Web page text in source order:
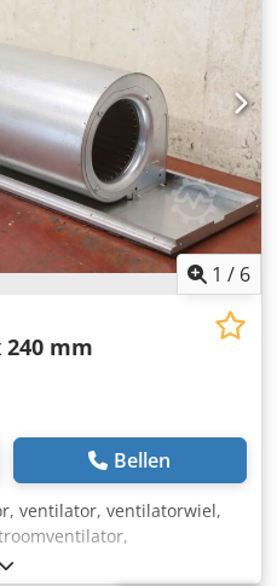
1 / 6
mm
Bellen
ventilator, ventilatorwiel,
-Ventilator Tangentiële